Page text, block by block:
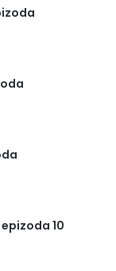
epizoda 10